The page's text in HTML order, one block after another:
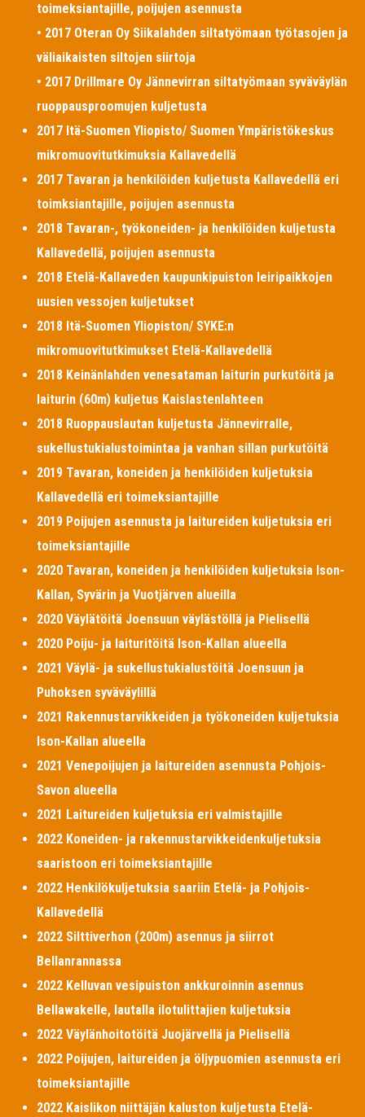
toimeksiantajille, poijujen asennusta
• 2017 Oteran Oy Siikalahden siltatyömaan työtasojen ja
väliaikaisten siltojen siirtoja
• 2017 Drillmare Oy Jännevirran siltatyömaan syväväylän
ruoppausproomujen kuljetusta
2017 Itä-Suomen Yliopisto/ Suomen Ympäristökeskus
mikromuovitutkimuksia Kallavedellä
2017 Tavaran ja henkilöiden kuljetusta Kallavedellä eri
toimksiantajille, poijujen asennusta
2018 Tavaran-, työkoneiden- ja henkilöiden kuljetusta
Kallavedellä, poijujen asennusta
2018 Etelä-Kallaveden kaupunkipuiston leiripaikkojen
uusien vessojen kuljetukset
2018 Itä-Suomen Yliopiston/ SYKE:n
mikromuovitutkimukset Etelä-Kallavedellä
2018 Keinänlahden venesataman laiturin purkutöitä ja
laiturin (60m) kuljetus Kaislastenlahteen
2018 Ruoppauslautan kuljetusta Jännevirralle,
sukellustukialustoimintaa ja vanhan sillan purkutöitä
2019 Tavaran, koneiden ja henkilöiden kuljetuksia
Kallavedellä eri toimeksiantajille
2019 Poijujen asennusta ja laitureiden kuljetuksia eri
toimeksiantajille
2020 Tavaran, koneiden ja henkilöiden kuljetuksia Ison-
Kallan, Syvärin ja Vuotjärven alueilla
2020 Väylätöitä Joensuun väylästöllä ja Pielisellä
2020 Poiju- ja laituritöitä Ison-Kallan alueella
2021 Väylä- ja sukellustukialustöitä Joensuun ja
Puhoksen syväväylillä
2021 Rakennustarvikkeiden ja työkoneiden kuljetuksia
Ison-Kallan alueella
2021 Venepoijujen ja laitureiden asennusta Pohjois-
Savon alueella
2021 Laitureiden kuljetuksia eri valmistajille
2022 Koneiden- ja rakennustarvikkeidenkuljetuksia
saaristoon eri toimeksiantajille
2022 Henkilökuljetuksia saariin Etelä- ja Pohjois-
Kallavedellä
2022 Silttiverhon (200m) asennus ja siirrot
Bellanrannassa
2022 Kelluvan vesipuiston ankkuroinnin asennus
Bellawakelle, lautalla ilotulittajien kuljetuksia
2022 Väylänhoitotöitä Juojärvellä ja Pielisellä
2022 Poijujen, laitureiden ja öljypuomien asennusta eri
toimeksiantajille
2022 Kaislikon niittäjän kaluston kuljetusta Etelä-